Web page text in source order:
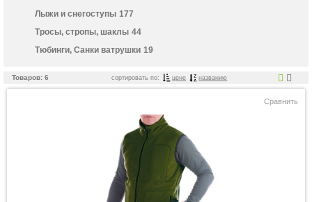
Лыжи и снегоступы 177
Тросы, стропы, шаклы 44
Тюбинги, Санки ватрушки 19
Товаров: 6 сортировать по: цене названию
Сравнить